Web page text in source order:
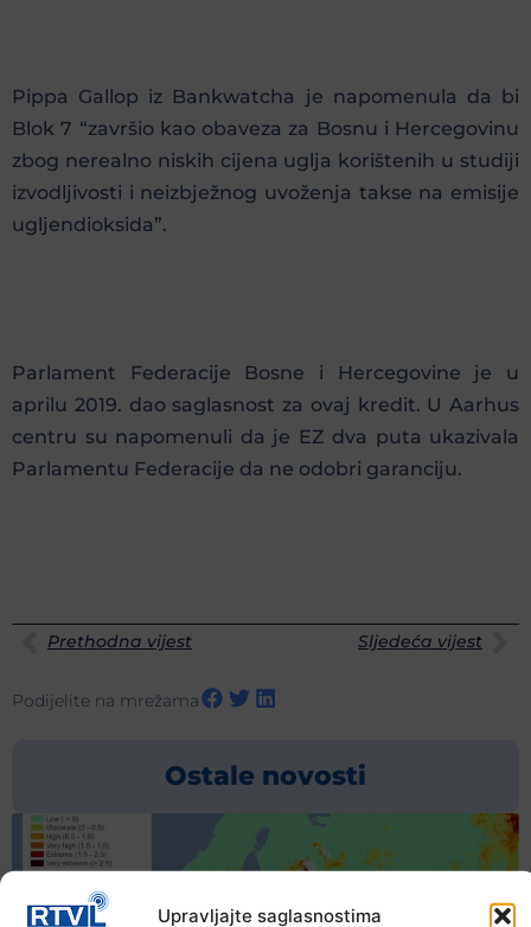
Upravljajte saglasnostima
Pippa Gallop iz Bankwatcha je napomenula da bi
Blok 7 “završio kao obaveza za Bosnu i Hercegovinu
zbog nerealno niskih cijena uglja korištenih u studiji
izvodljivosti i neizbježnog uvoženja takse na emisije
ugljendioksida”.
Parlament Federacije Bosne i Hercegovine je u
aprilu 2019. dao saglasnost za ovaj kredit. U Aarhus
centru su napomenuli da je EZ dva puta ukazivala
Parlamentu Federacije da ne odobri garanciju.
Prethodna vijest Sljedeća vijest
Podijelite na mrežama
Ostale novosti